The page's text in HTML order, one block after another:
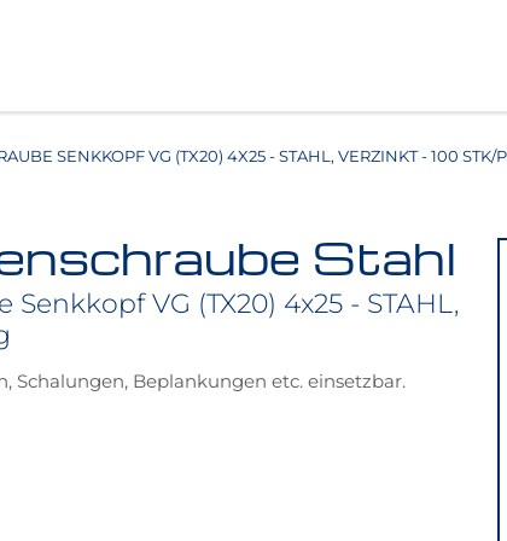
SENKKOPF VG (TX20) 4X25 - STAHL, VERZINKT - 100 STK/
Stahl
VG (TX20) 4x25 - STAHL,
Schalungen, Beplankungen etc. einsetzbar.